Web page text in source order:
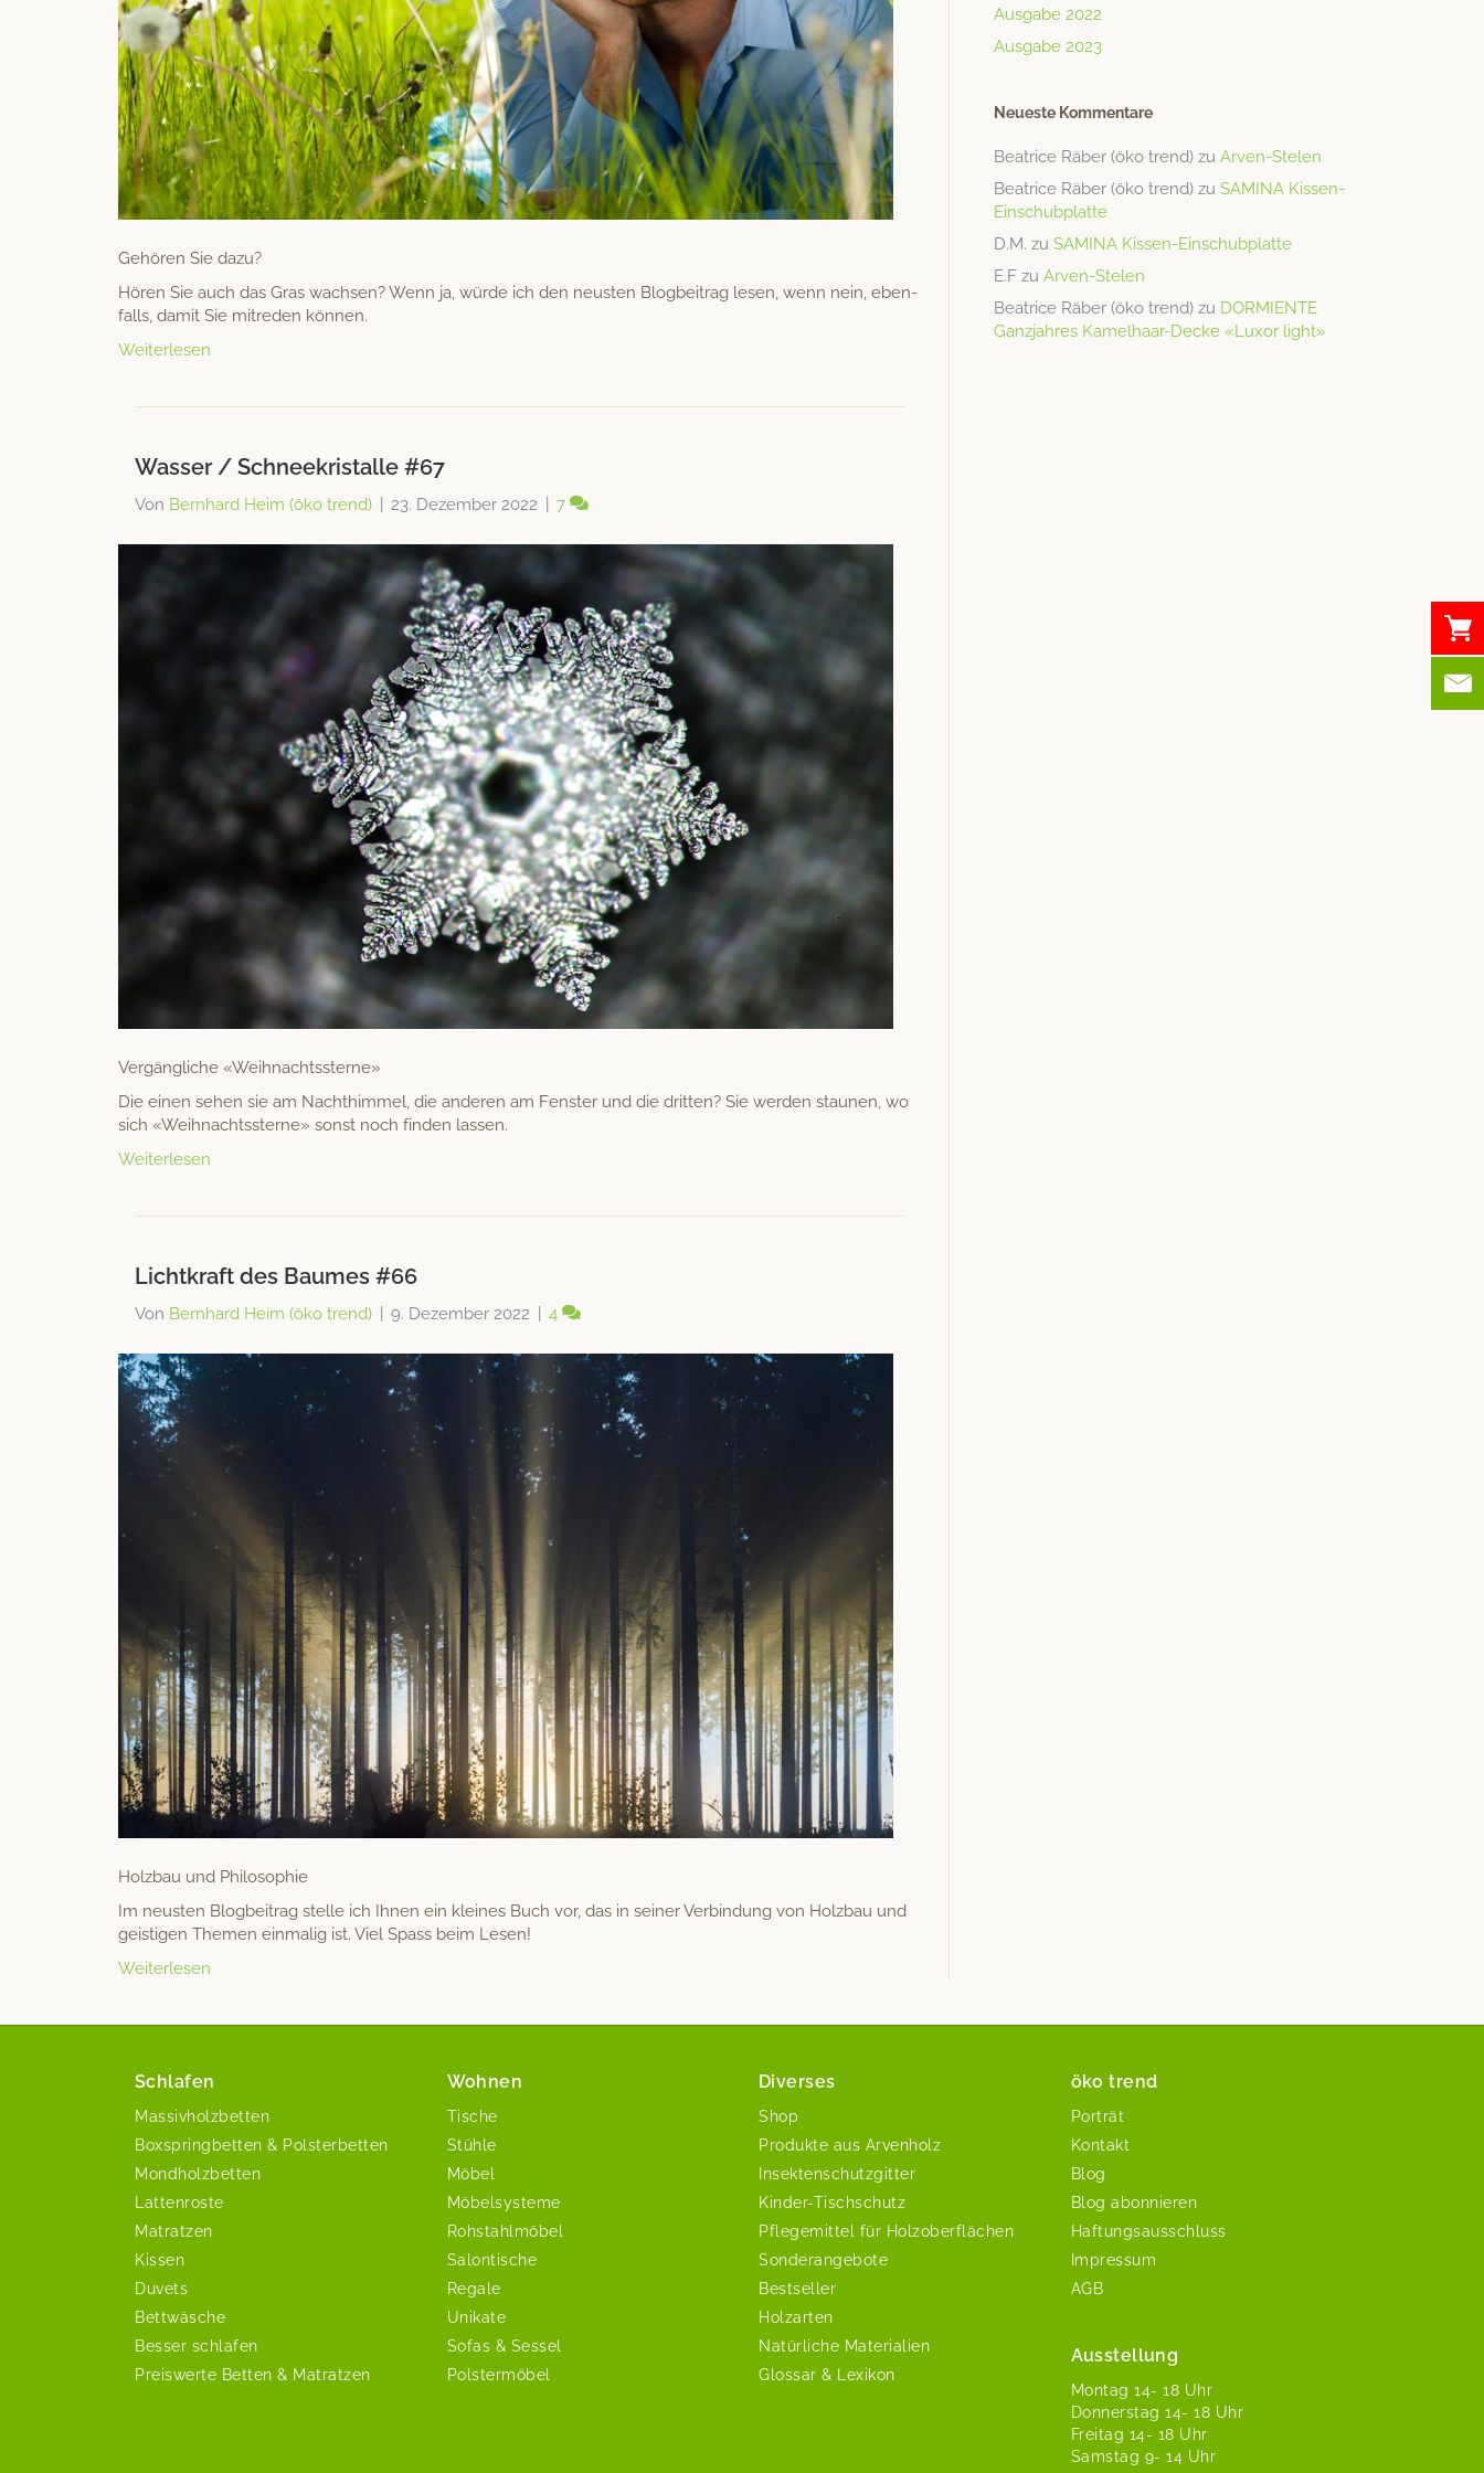
Gehören Sie dazu?
Hören Sie auch das Gras wach­sen? Wenn ja, würde ich den neusten Blog­beitrag lesen, wenn nein, eben­
falls, damit Sie mitre­den können.
Weiterlesen
Wasser / Schneekristalle #67
Von Bernhard Heim (öko trend) 23. Dezember 2022 7
Vergängliche «Wei­h­nachtssterne»
Die einen sehen sie am Nachthim­mel, die anderen am Fen­ster und die drit­ten? Sie wer­den staunen, wo
sich «Wei­h­nachtssterne» son­st noch find­en lassen.
Weiterlesen
Lichtkraft des Baumes #66
Von Bernhard Heim (öko trend) 9. Dezember 2022 4
Holzbau und Philosophie
Im neusten Blog­beitrag stelle ich Ihnen ein kleines Buch vor, das in sein­er Verbindung von Holzbau und
geisti­gen The­men ein­ma­lig ist. Viel Spass beim Lesen!
Weiterlesen
Ausgabe 2022
Ausgabe 2023
Neueste Kommentare
Beatrice Räber (öko trend) zuArven-Stelen
Beatrice Räber (öko trend) zuSAMINA Kissen-
Einschubplatte
D.M. zuSAMINA Kissen-Einschubplatte
E.F zuArven-Stelen
Beatrice Räber (öko trend) zu DORMIENTE
Ganzjahres Kamelhaar-Decke «Luxor light»
Schlafen
Massivholzbetten
Boxspringbetten & Polsterbetten
Mondholzbetten
Lattenroste
Matratzen
Kissen
Duvets
Bettwäsche
Besser schlafen
Preiswerte Betten & Matratzen
Wohnen
Tische
Stühle
Möbel
Möbelsysteme
Rohstahlmöbel
Salontische
Regale
Unikate
Sofas & Sessel
Polstermöbel
Diverses
Shop
Produkte aus Arvenholz
Insektenschutzgitter
Kinder-Tischschutz
Pflegemittel für Holzoberflächen
Sonderangebote
Bestseller
Holzarten
Natürliche Materialien
Glossar & Lexikon
öko trend
Porträt
Kontakt
Blog
Blog abonnieren
Haftungsausschluss
Impressum
AGB
Ausstellung
Mon­tag 14- 18 Uhr
Don­ner­stag 14- 18 Uhr
Fre­itag 14- 18 Uhr
Sam­stag 9- 14 Uhr